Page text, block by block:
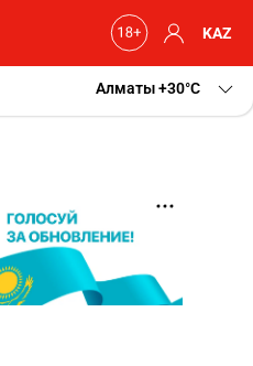
KAZ
Алматы+30 C